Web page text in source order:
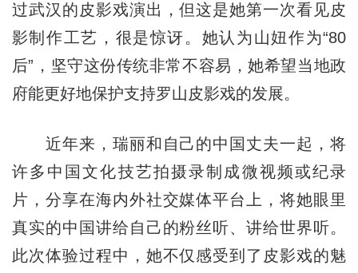
过武汉的皮影戏演出，但这是她第一次看见皮
影制作工艺，很是惊讶。她认为山妞作为“80
后”，坚守这份传统非常不容易，她希望当地政
府能更好地保护支持罗山皮影戏的发展。
近年来，瑞丽和自己的中国丈夫一起，将
许多中国文化技艺拍摄录制成微视频或纪录
片，分享在海内外社交媒体平台上，将她眼里
真实的中国讲给自己的粉丝听、讲给世界听。
此次体验过程中，她不仅感受到了皮影戏的魅